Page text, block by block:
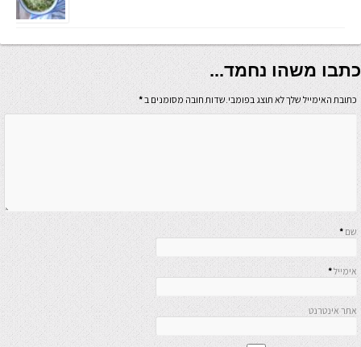
כתבו משהו נחמד...
כתובת האימייל שלך לא תוצג בפומבי.שדות חובה מסומנים ב*
שם *
אימייל*
אתר אינטרנט